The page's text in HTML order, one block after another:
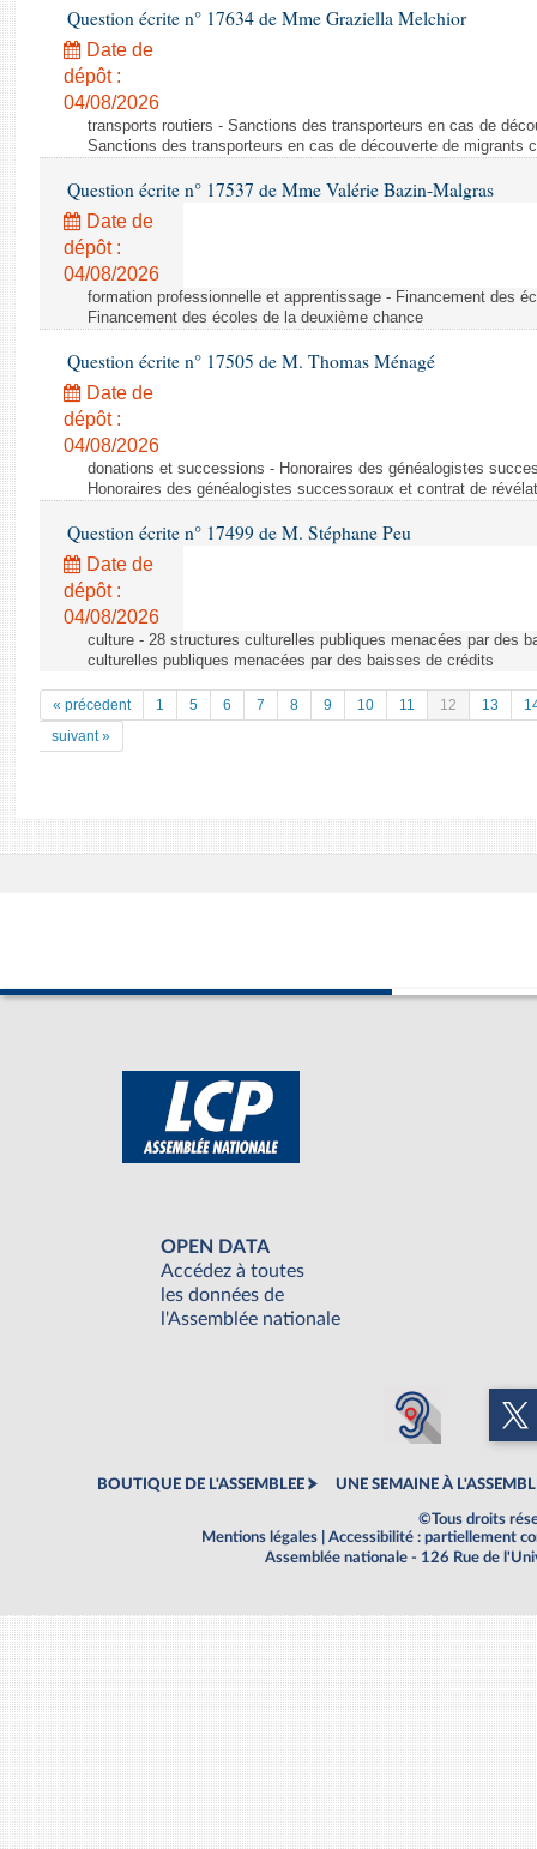
Question écrite n° 17634 de Mme Graziella Melchior
Date de
dépôt :
04/08/2026
transports routiers - Sanctions des transporteurs en cas de
Sanctions des transporteurs en cas de découverte de migrants
Question écrite n° 17537 de Mme Valérie Bazin-Malgras
Date de
dépôt :
04/08/2026
formation professionnelle et apprentissage - Financement des
Financement des écoles de la deuxième chance
Question écrite n° 17505 de M. Thomas Ménagé
Date de
dépôt :
04/08/2026
donations et successions - Honoraires des généalogistes
Honoraires des généalogistes successoraux et contrat de
Question écrite n° 17499 de M. Stéphane Peu
Date de
dépôt :
04/08/2026
culture - 28 structures culturelles publiques menacées par des
culturelles publiques menacées par des baisses de crédits
« précedent 1 5 6 7 8 9 10 11 12 13
suivant »
OPEN DATA
Accédez à toutes
les données de
l'Assemblée nationale
BOUTIQUE DE L'ASSEMBLEE UNE SEMAINE À
©Tous droits
Mentions légales
Accessibilité : partiellement
Assemblée nationale - 126 Rue de